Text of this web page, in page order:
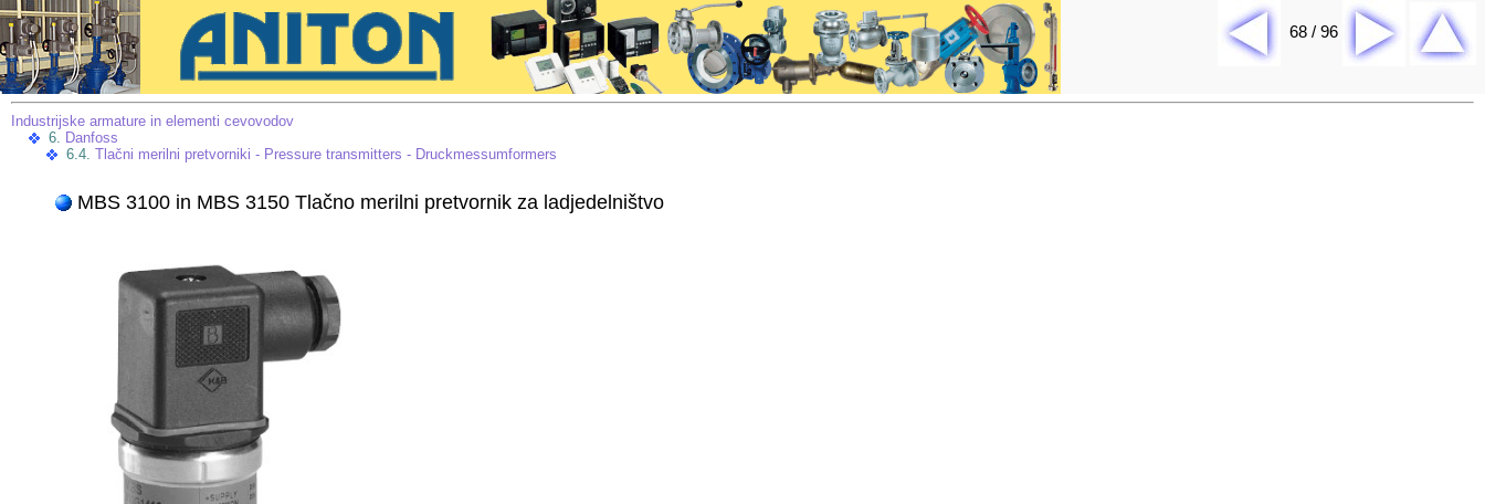
68 / 96
Industrijske armature in elementi cevovodov
6. Danfoss
6.4. Tlačni merilni pretvorniki - Pressure transmitters - Druckmessumformers
MBS 3100 in MBS 3150 Tlačno merilni pretvornik za ladjedelništvo